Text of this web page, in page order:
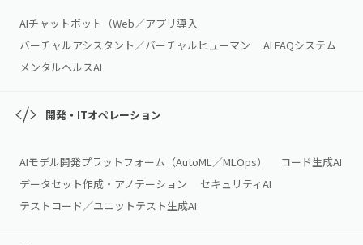
AIチャットボット（Web／アプリ導入
バーチャルアシスタント／バーチャルヒューマン
AI FAQシステム
メンタルヘルスAI
開発・ITオペレーション
AIモデル開発プラットフォーム（AutoML／MLOps）
コード生成AI
データセット作成・アノテーション
セキュリティAI
テストコード／ユニットテスト生成AI